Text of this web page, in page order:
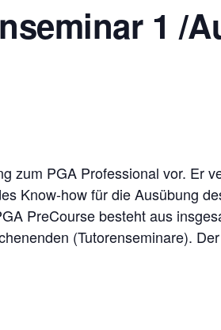
1 /
zum PGA Professional vor. Er
Know-how für die Ausübung
PreCourse besteht aus
(Tutorenseminare).